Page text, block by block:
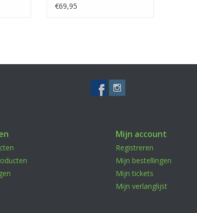
€69,95
Mijn account
Registreren
Mijn bestellingen
Mijn tickets
Mijn verlanglijst